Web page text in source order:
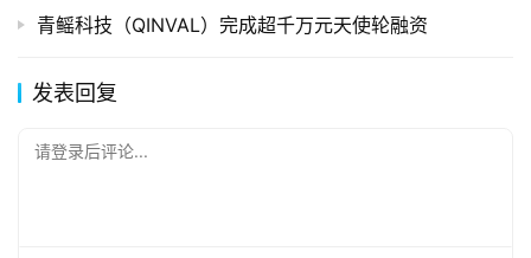
青鳐科技（QINVAL）完成超千万元天使轮融资
发表回复
请登录后评论...